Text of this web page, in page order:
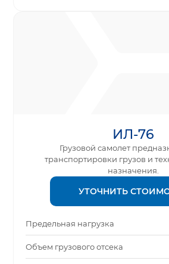
ИЛ-76
Грузовой самолет
транспортировки грузов и
назначения.
УТОЧНИТЬ
Предельная нагрузка
Объем грузового отсека